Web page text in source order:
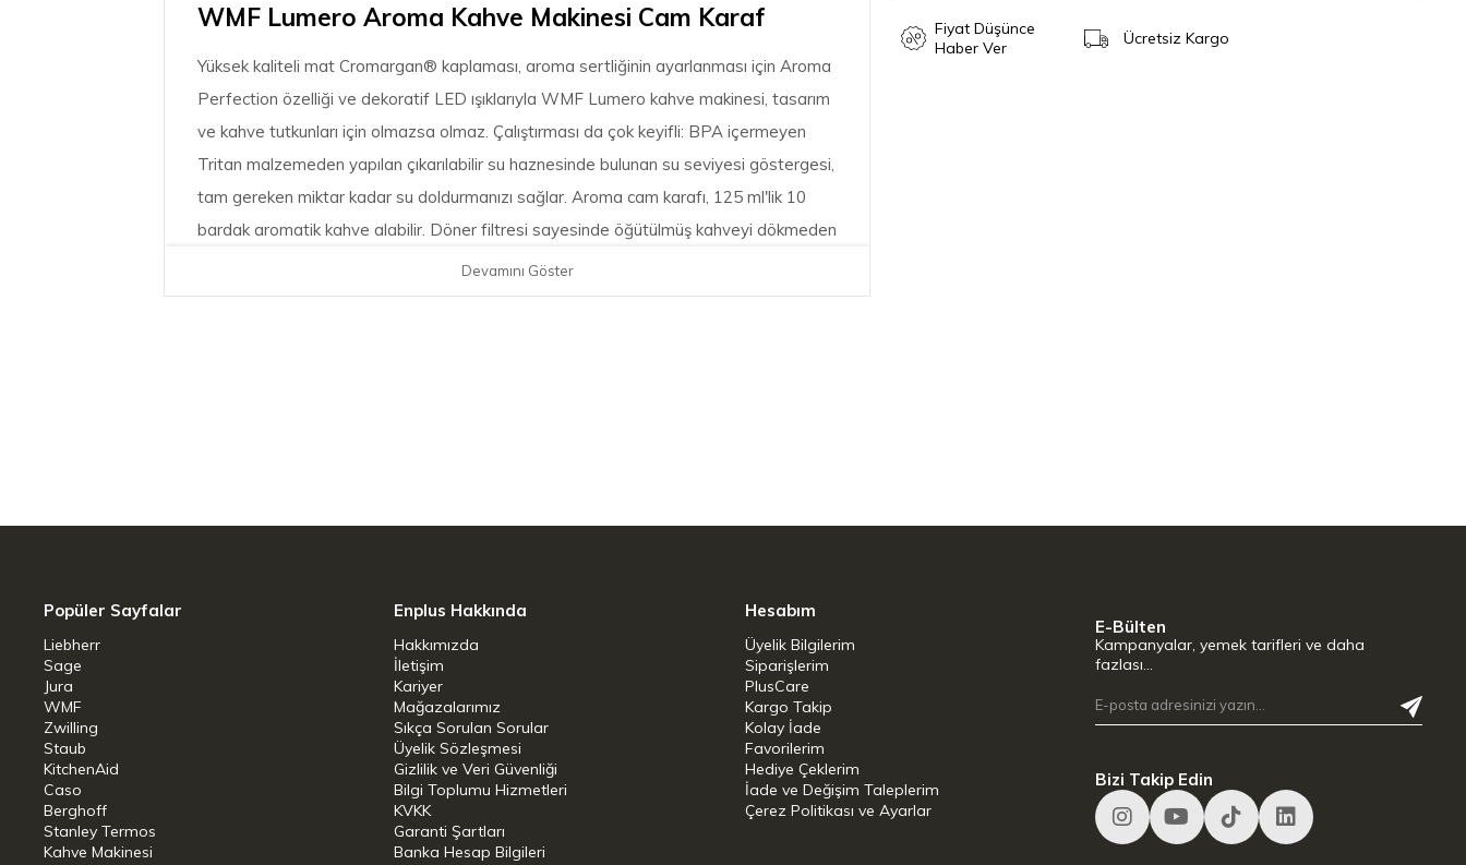
WMF Lumero Aroma Kahve Makinesi Cam Karaf
Yüksek kaliteli mat Cromargan® kaplaması, aroma sertliğinin ayarlanması için Aroma
Perfection özelliği ve dekoratif LED ışıklarıyla WMF Lumero kahve makinesi, tasarım
ve kahve tutkunları için olmazsa olmaz. Çalıştırması da çok keyifli: BPA içermeyen
Tritan malzemeden yapılan çıkarılabilir su haznesinde bulunan su seviyesi göstergesi,
tam gereken miktar kadar su doldurmanızı sağlar. Aroma cam karafı, 125 ml'lik 10
bardak aromatik kahve alabilir. Döner filtresi sayesinde öğütülmüş kahveyi dökmeden
kolayca koyabilirsiniz. Dokunma fonksiyonlu kullanıcı dostu kontrol paneliyle kolayca
çalıştırılır. Kısa süre sonra nefis kahvenizin keyfini sürebilirsiniz. Çok miktarda kahve
demleme özelliği ile kahvenizin aromasını açığa çıkarır, evinizin konforunda
Mat Cromargan tasarımı ve LED ışıkları ile mutfak tezgahınıza şıklık katar.
Kullanıcı dostu dokunmatik kontrol paneli
BPA içermeyen Tritan şeffaf su haznesi ve harici su seviyesi göstergesi
Otomatik kireç çözme programı
Otomatik kapanma özellikli ısıtma plakası.
Çıkarılabilir filtresi sayesinde öğütülmüş kahvenizi dökmeden kolayca
Devamını Göster
Fiyat Düşünce
Haber Ver
Ücretsiz Kargo
Popüler Sayfalar
Liebherr
Sage
Jura
WMF
Zwilling
Staub
KitchenAid
Caso
Berghoff
Stanley Termos
Kahve Makinesi
Enplus Hakkında
Hakkımızda
İletişim
Kariyer
Mağazalarımız
Sıkça Sorulan Sorular
Üyelik Sözleşmesi
Gizlilik ve Veri Güvenliği
Bilgi Toplumu Hizmetleri
KVKK
Garanti Şartları
Banka Hesap Bilgileri
Hesabım
Üyelik Bilgilerim
Siparişlerim
PlusCare
Kargo Takip
Kolay İade
Favorilerim
Hediye Çeklerim
İade ve Değişim Taleplerim
Çerez Politikası ve Ayarlar
E-Bülten
Kampanyalar, yemek tarifleri ve daha
fazlası…
Bizi Takip Edin